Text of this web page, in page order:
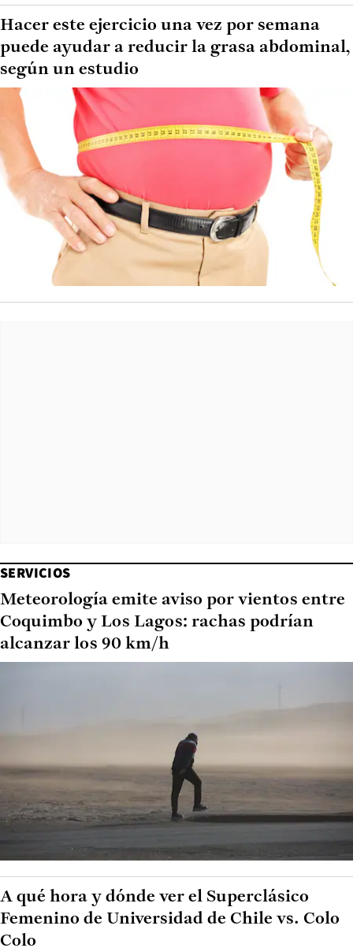
Hacer este ejercicio una vez por semana
puede ayudar a reducir la grasa abdominal,
según un estudio
SERVICIOS
Meteorología emite aviso por vientos entre
Coquimbo y Los Lagos: rachas podrían
alcanzar los 90 km/h
A qué hora y dónde ver el Superclásico
Femenino de Universidad de Chile vs. Colo
Colo